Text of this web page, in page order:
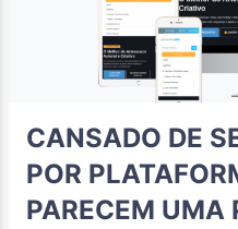
CANSADO DE
POR
PARECEM UMA